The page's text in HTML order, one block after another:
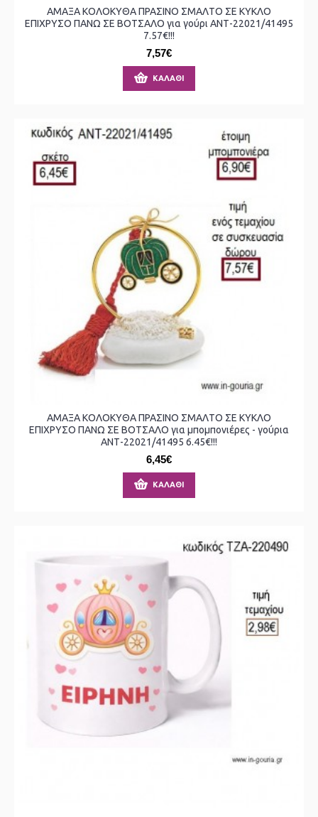
ΑΜΑΞΑ ΚΟΛΟΚΥΘΑ ΠΡΑΣΙΝΟ ΣΜΑΛΤΟ ΣΕ ΚΥΚΛΟ
ΕΠΙΧΡΥΣΟ ΠΑΝΩ ΣΕ ΒΟΤΣΑΛΟ για γούρι ΑΝΤ-22021/41495
7.57€!!!
7,57€
ΚΑΛΆΘΙ
ΑΜΑΞΑ ΚΟΛΟΚΥΘΑ ΠΡΑΣΙΝΟ ΣΜΑΛΤΟ ΣΕ ΚΥΚΛΟ
ΕΠΙΧΡΥΣΟ ΠΑΝΩ ΣΕ ΒΟΤΣΑΛΟ για μπομπονιέρες - γούρια
ΑΝΤ-22021/41495 6.45€!!!
6,45€
ΚΑΛΆΘΙ